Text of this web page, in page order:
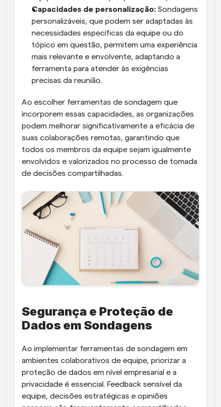
Capacidades de personalização: Sondagens
personalizáveis, que podem ser adaptadas às
necessidades específicas da equipe ou do
tópico em questão, permitem uma experiência
mais relevante e envolvente, adaptando a
ferramenta para atender às exigências
precisas da reunião.
Ao escolher ferramentas de sondagem que
incorporem essas capacidades, as organizações
podem melhorar significativamente a eficácia de
suas colaborações remotas, garantindo que
todos os membros da equipe sejam igualmente
envolvidos e valorizados no processo de tomada
de decisões compartilhadas.
Segurança e Proteção de
Dados em Sondagens
Ao implementar ferramentas de sondagem em
ambientes colaborativos de equipe, priorizar a
proteção de dados em nível empresarial e a
privacidade é essencial. Feedback sensível da
equipe, decisões estratégicas e opiniões